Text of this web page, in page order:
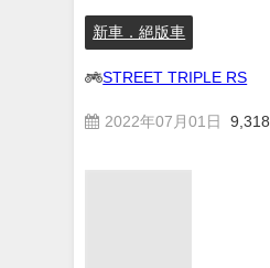
新車．絕版車
STREET TRIPLE RS
2022年07月01日 9,318